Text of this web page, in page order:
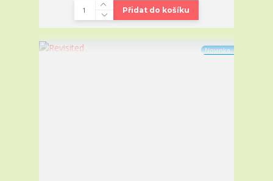
Přidat do košíku
Novinka